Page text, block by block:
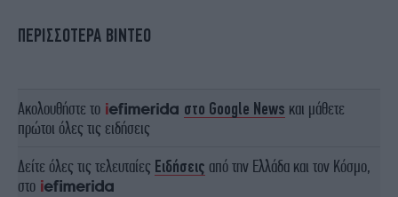
ΠΕΡΙΣΣΟΤΕΡΑ ΒΙΝΤΕΟ
Ακολουθήστε το στο Google News και μάθετε
πρώτοι όλες τις ειδήσεις
Δείτε όλες τις τελευταίες Ειδήσεις από την Ελλάδα και τον Κόσμο,
στο